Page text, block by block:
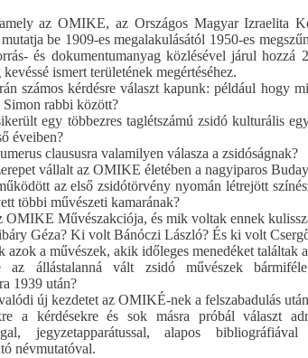
az OMIKE, az Országos Magyar Izraelita
be 1909-es megalakulásától 1950-es
és dokumentumanyag közlésével járul hozzá
ismert területének megértéséhez.
számos kérdésre választ kapunk: például hogy
Simon rabbi között?
egy többezres taglétszámú zsidó kulturális
éveiben?
claususra valamilyen válasza a zsidóságnak?
vállalt az OMIKE életében a nagyiparos
az első zsidótörvény nyomán létrejött
többi művészeti kamarának?
OMIKE Művészakciója, és mik voltak ennek
Géza? Ki volt Bánóczi László? És ki volt
a művészek, akik időleges menedéket találtak
az állástalanná vált zsidó művészek
1939 után?
új kezdetet az OMIKÉ-nek a felszabadulás
a kérdésekre és sok másra próbál választ
jegyzetapparátussal, alapos
névmutatóval.